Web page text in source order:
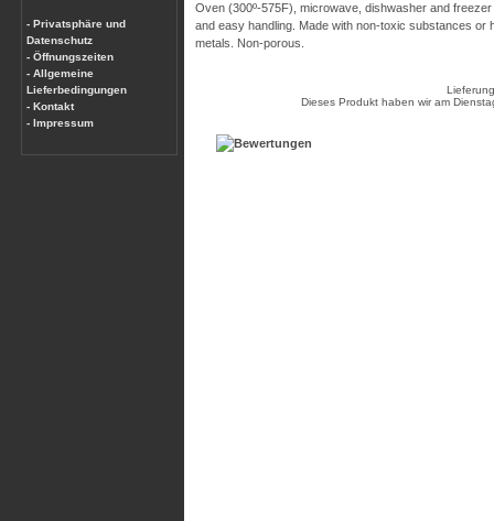
- Privatsphäre und
Datenschutz
- Öffnungszeiten
- Allgemeine
Lieferbedingungen
- Kontakt
- Impressum
Oven (300º-575F), microwave, dishwasher and
and easy handling. Made with non-toxic substances or
metals. Non-porous.
Dieses Produkt haben wir am